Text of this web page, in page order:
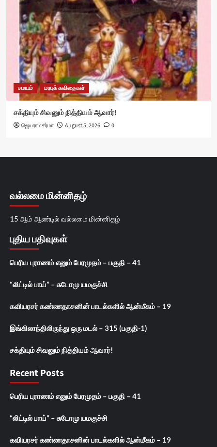
சமயம் மரபுக் கவிதைகள்
சக்தியும் சிவனும் நித்தியம் ஆவார்!
ஜெயராமசர்மா August 5, 2026 0
வல்லமை மின்னிதழ்
15 ஆம் ஆண்டில் வல்லமை மின்னிதழ்
புதிய பதிவுகள்
பெரிய புராணம் எனும் பேரமுதம் – பகுதி – 41
“லிட்டில் பாய்” – சுடோமு யமகுச்சி
கவியரசர் கண்ணதாசனின் பாடல்களில் ஆன்மீகம் – 19
இங்கிலாந்திலிருந்து ஒரு மடல் – 315 (பகுதி-1)
சக்தியும் சிவனும் நித்தியம் ஆவார்!
Recent Posts
பெரிய புராணம் எனும் பேரமுதம் – பகுதி – 41
“லிட்டில் பாய்” – சுடோமு யமகுச்சி
கவியரசர் கண்ணதாசனின் பாடல்களில் ஆன்மீகம் – 19